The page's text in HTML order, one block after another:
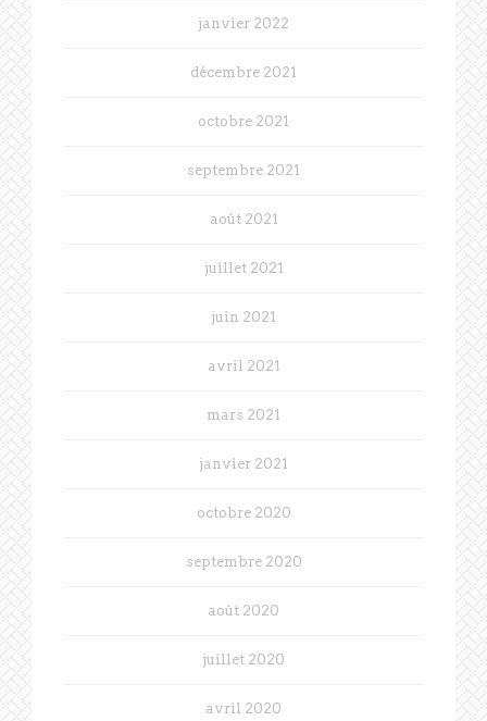
janvier 2022
décembre 2021
octobre 2021
septembre 2021
août 2021
juillet 2021
juin 2021
avril 2021
mars 2021
janvier 2021
octobre 2020
septembre 2020
août 2020
juillet 2020
avril 2020